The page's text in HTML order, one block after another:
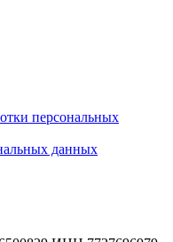
персональных
данных